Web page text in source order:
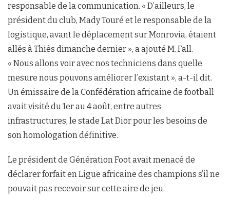
responsable de la communication. « D’ailleurs, le
président du club, Mady Touré et le responsable de la
logistique, avant le déplacement sur Monrovia, étaient
allés à Thiès dimanche dernier », a ajouté M. Fall.
« Nous allons voir avec nos techniciens dans quelle
mesure nous pouvons améliorer l’existant », a-t-il dit.
Un émissaire de la Confédération africaine de football
avait visité du 1er au 4 août, entre autres
infrastructures, le stade Lat Dior pour les besoins de
son homologation définitive.
Le président de Génération Foot avait menacé de
déclarer forfait en Ligue africaine des champions s’il ne
pouvait pas recevoir sur cette aire de jeu.